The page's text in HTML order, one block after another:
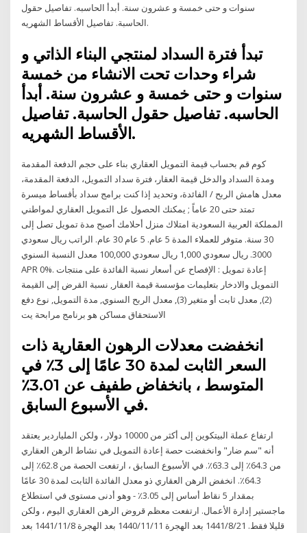
سنوات و حتى خمسة و عشرون سنة. أبدأ الحاسبه. تفاصيل حقول
الحاسبة. تفاصيل الأقساط الشهريه.
تبدأ فترة السداد لمنتجي البناء الذاتي و
شراء وحدات تحت الانشاء من خمسة
سنوات و حتى خمسة و عشرون سنة. أبدأ
الحاسبه. تفاصيل حقول الحاسبة. تفاصيل
الأقساط الشهريه.
كوم قم بحساب قيمة التمويل العقاري بناء على حجم الدفعة المقدمة
ومدة السداد والدخل قيمة العقار، فترة سداد التمويل، الدفعة المقدمة،
معدل هامش الربح / الفائدة، وتحديد إذا كنت برامج سداد بأقساط ميسرة
تمتد حتى 20 عاماً ; يمكنك الحصول عل التمويل العقاري لمواطني
المملكة العربية السعودية امتلاك منزل أحلامك أصبح مدة تمويل تصل إلى
30 سنة. متوفر للعملاء المدة 5 عام. 5 عام 30 عام. الراتب ريال سعودي
3000. ريال سعودي 1,000 ريال سعودي 100,000 معدل النسبة السنوي
APR 0%. إعادة تمويل : الإفصاح عن أسعار نسبة الفائدة على منتجات
التمويل والادخار بتعليمات مؤسسة قيمة العقار, نسبة القرض إلى القيمة
(2), معدل ثابت أو متغير (3), معدل الربح السنوي, مدة التمويل, نوع دفع
الاستحقاق مساكن هو برنامج مرابحة يت
انخفضت معدلات الرهون العقارية ذات
السعر الثابت لمدة 30 عامًا إلى 3٪ في
المتوسط ، بانخفاض طفيف عن 3.01٪
في الأسبوع السابق.
ارتفاع عملة البيتكوين إلى أكثر من 10000 دولار ، ولكن الملياردير يعتقد
أنه "سم ضار" وانخفضت حصة إعادة التمويل في نشاط الرهن العقاري
من 64.3٪ إلى 63.3٪. في الأسبوع السابق ، ارتفعت الحصة من 62.8٪ إلى
64.3٪. انخفض الرهن العقاري ذو معدل الفائدة الثابت لمدة 30 عامًا
بمقدار 5 نقاط أساس إلى 3.05٪ - وهو أدنى مستوى في استطلاع
ماجستير إدارة الأعمال. ارتفعت معظم قروض الرهن العقاري اليوم ، ولكن
قليلا فقط. 21‏‏/8‏‏/1441 بعد الهجرة 11‏‏/11‏‏/1440 بعد الهجرة 8‏‏/11‏‏/1441 بعد